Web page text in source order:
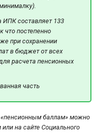
ИПК составляет 133
что постепенно
при сохранении
в бюджет от всех
расчета пенсионных
часть
баллам» можно
или на сайте Социального